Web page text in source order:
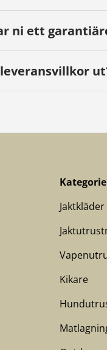
ni ett
Jaktkläder
Kikare